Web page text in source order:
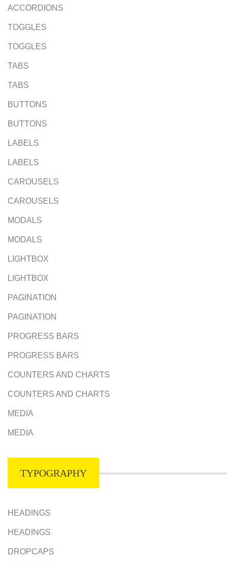
ACCORDIONS
TOGGLES
TOGGLES
TABS
TABS
BUTTONS
BUTTONS
LABELS
LABELS
CAROUSELS
CAROUSELS
MODALS
MODALS
LIGHTBOX
LIGHTBOX
PAGINATION
PAGINATION
PROGRESS BARS
PROGRESS BARS
COUNTERS AND CHARTS
COUNTERS AND CHARTS
MEDIA
MEDIA
TYPOGRAPHY
HEADINGS
HEADINGS
DROPCAPS